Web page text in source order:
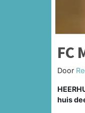
FC
Door
huis